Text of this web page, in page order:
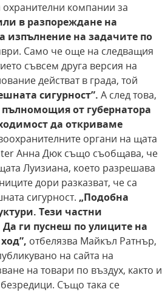
компании за
в разпореждане на
изпълнение на задачите по
Само че още на следващия
съвсем друга версия на
действат в града, той
сигурност”. А след това,
от губернатора
да откриваме
органи на щата
Анна Дюк също съобщава, че
Луизиана, което разрешава
дори разказват, че са
сигурност. „Подобна
Тези частни
ги пуснеш по улиците на
отбелязва Майкъл Ратнър,
на сайта на
на товари по въздух, както и
Също така се